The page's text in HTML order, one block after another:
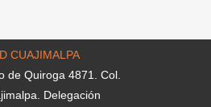
CUAJIMALPA
de Quiroga 4871. Col.
Delegación